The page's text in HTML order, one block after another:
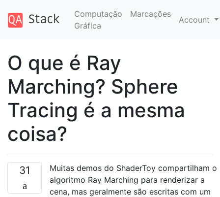
Computação
Gráfica
Marcações
Account
O que é Ray
Marching? Sphere
Tracing é a mesma
coisa?
31
Muitas demos do ShaderToy compartilham o
algoritmo Ray Marching para renderizar a
cena, mas geralmente são escritas com um